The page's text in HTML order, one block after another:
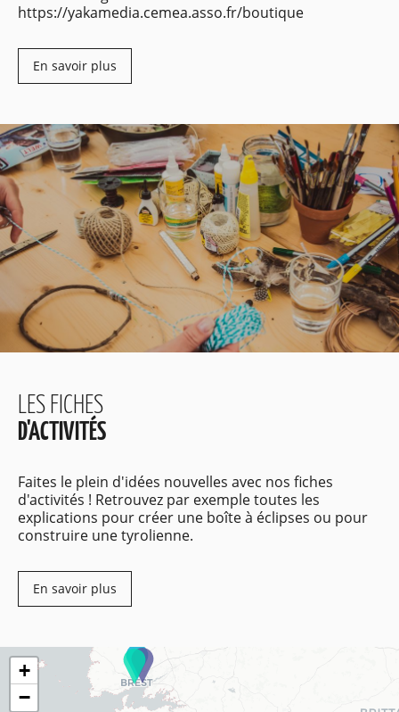
https://yakamedia.cemea.asso.fr/boutique
En savoir plus
LES FICHES
D'ACTIVITÉS
Faites le plein d'idées nouvelles avec nos fiches
d'activités ! Retrouvez par exemple toutes les
explications pour créer une boîte à éclipses ou pour
construire une tyrolienne.
En savoir plus
+
−